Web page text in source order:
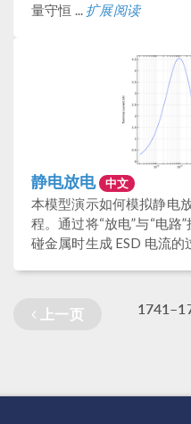
量守恒 ... 扩展阅读
静电放电 中文
本模型演示如何模拟静电
程。通过将“放电”与“电路
碰金属时生成 ESD 电流的
上一页